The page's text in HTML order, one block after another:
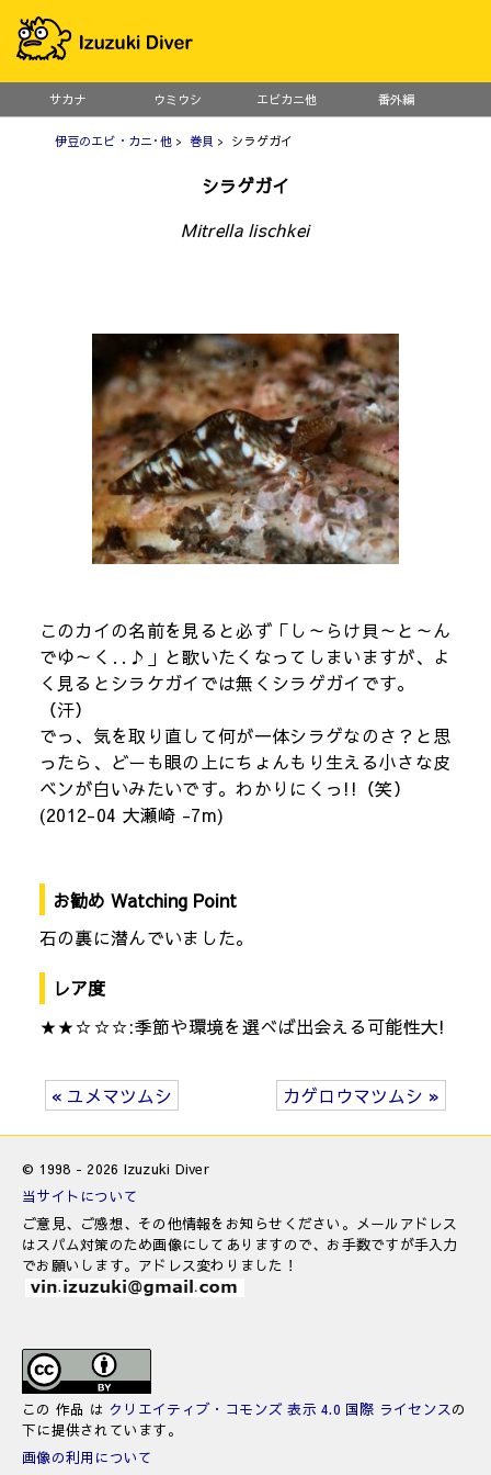
サカナ ウミウシ エビカニ他 番外編
伊豆のエビ・カニ･他> 巻貝 > シラゲガイ
シラゲガイ
Mitrella lischkei
このカイの名前を見ると必ず「し～らけ貝～と～ん
でゆ～く‥♪」と歌いたくなってしまいますが、よ
く見るとシラケガイでは無くシラゲガイです。
（汗）
でっ、気を取り直して何が一体シラゲなのさ？と思
ったら、どーも眼の上にちょんもり生える小さな皮
ベンが白いみたいです。わかりにくっ!!（笑）
(2012-04 大瀬崎 -7m)
お勧め Watching Point
石の裏に潜んでいました。
レア度
★★☆☆☆:季節や環境を選べば出会える可能性大!
« ユメマツムシ カゲロウマツムシ »
© 1998 - 2026 Izuzuki Diver
当サイトについて
ご意見、ご感想、その他情報をお知らせください。メールアドレス
はスパム対策のため画像にしてありますので、お手数ですが手入力
でお願いします。アドレス変わりました！
この 作品 は クリエイティブ・コモンズ 表示 4.0 国際 ライセンスの
下に提供されています。
画像の利用について